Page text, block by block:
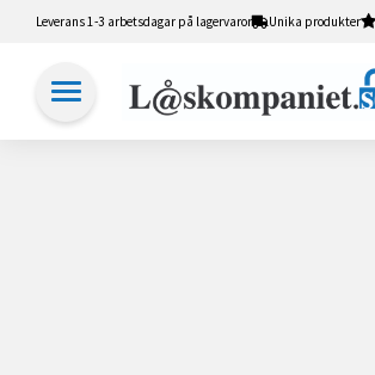
Leverans 1-3 arbetsdagar på lagervaror Unika produkter